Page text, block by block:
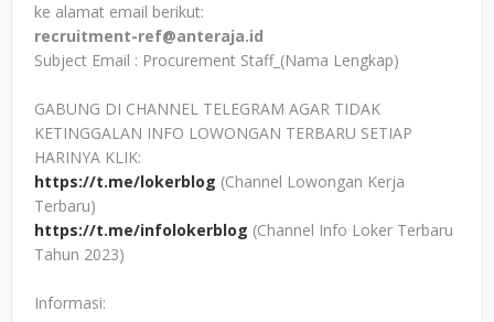
ke alamat email berikut:
recruitment-ref@anteraja.id
Subject Email : Procurement Staff_(Nama Lengkap)
GABUNG DI CHANNEL TELEGRAM AGAR TIDAK
KETINGGALAN INFO LOWONGAN TERBARU SETIAP
HARINYA KLIK:
https://t.me/lokerblog (Channel Lowongan Kerja
Terbaru)
https://t.me/infolokerblog (Channel Info Loker Terbaru
Tahun 2023)
Informasi: